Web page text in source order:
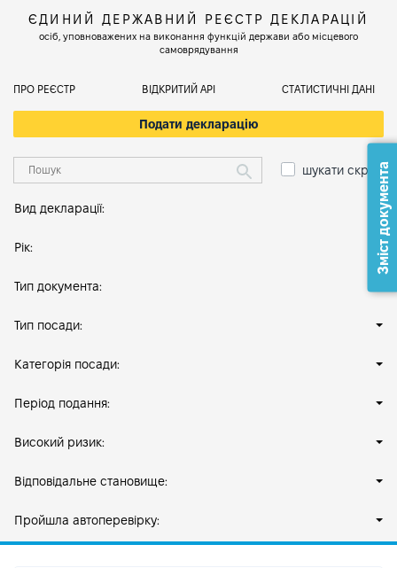
ЄДИНИЙ ДЕРЖАВНИЙ РЕЄСТР ДЕКЛАРАЦІЙ
осіб, уповноважених на виконання функцій держави або місцевого
самоврядування
ПРО РЕЄСТР ВІДКРИТИЙ АРІ СТАТИСТИЧНІ ДАНІ
Подати декларацію
шукати скрізь
Вид декларації:
Рік:
Тип документа:
Тип посади:
Категорія посади:
Період подання:
Високий ризик:
Відповідальне становище:
Пройшла автоперевірку:
Зміст документа